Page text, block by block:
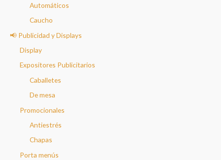
Automáticos
Caucho
📢 Publicidad y Displays
Display
Expositores Publicitarios
Caballetes
De mesa
Promocionales
Antiestrés
Chapas
Porta menús